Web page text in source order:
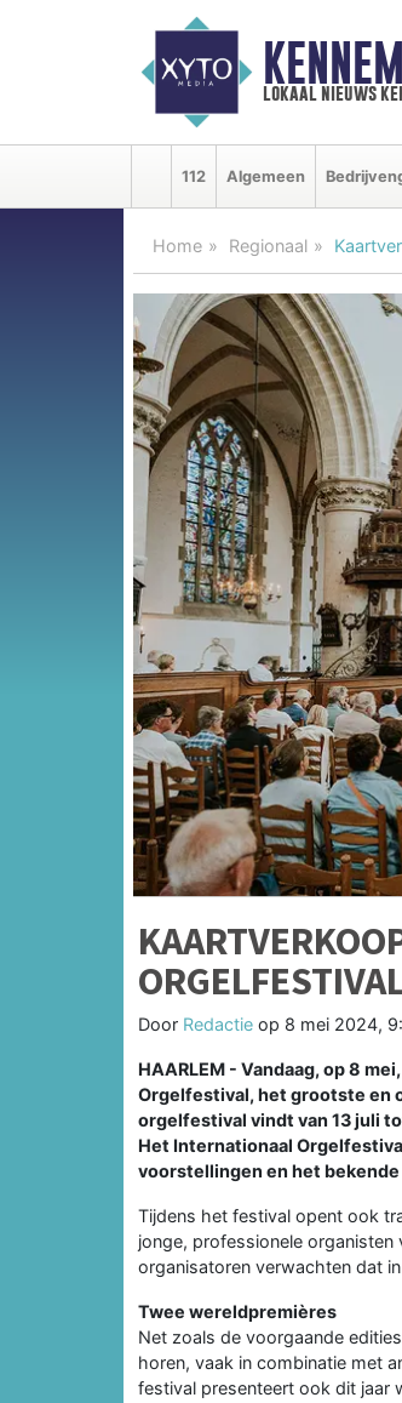
lokaal nieuws
112 Algemeen
Home Regionaal
Door Redactie op 8 mei 2024,
HAARLEM - Vandaag, op 8
Orgelfestival, het grootste en
orgelfestival vindt van 13 juli
Het Internationaal
voorstellingen en het
Tijdens het festival opent ook
jonge, professionele organisten
organisatoren verwachten dat
Twee wereldpremières
Net zoals de voorgaande
horen, vaak in combinatie met
festival presenteert ook dit jaar